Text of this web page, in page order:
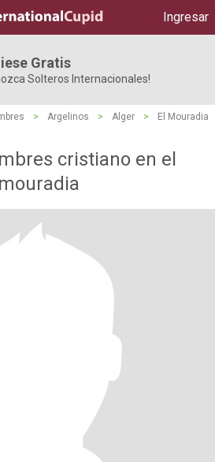
Ingresar
Gratis
Solteros Internacionales!
> Argelinos > Alger >
El Mouradia
cristiano en el
mouradia